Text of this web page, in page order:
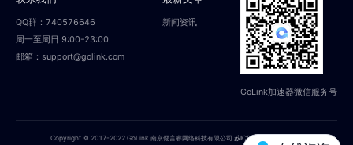
QQ群：740576646
周一至周日 9:00-23:00
邮箱：support@golink.com
新闻资讯
GoLink加速器微信服务号
Copyright © 2017-2022 GoLink 南京偲言睿网络科技有限公司苏ICP备18014251号-2